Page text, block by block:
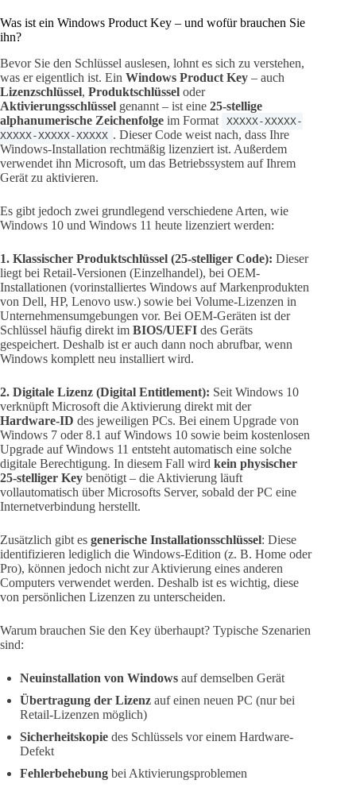
Was ist ein Windows Product Key – und wofür brauchen Sie
ihn?
Bevor Sie den Schlüssel auslesen, lohnt es sich zu verstehen,
was er eigentlich ist. Ein Windows Product Key – auch
Lizenzschlüssel, Produktschlüssel oder
Aktivierungsschlüssel genannt – ist eine 25-stellige
alphanumerische Zeichenfolge im Format
XXXXX-XXXXX-
XXXXX-XXXXX-XXXXX . Dieser Code weist nach, dass Ihre
Windows-Installation rechtmäßig lizenziert ist. Außerdem
verwendet ihn Microsoft, um das Betriebssystem auf Ihrem
Gerät zu aktivieren.
Es gibt jedoch zwei grundlegend verschiedene Arten, wie
Windows 10 und Windows 11 heute lizenziert werden:
1. Klassischer Produktschlüssel (25-stelliger Code): Dieser
liegt bei Retail-Versionen (Einzelhandel), bei OEM-
Installationen (vorinstalliertes Windows auf Markenprodukten
von Dell, HP, Lenovo usw.) sowie bei Volume-Lizenzen in
Unternehmensumgebungen vor. Bei OEM-Geräten ist der
Schlüssel häufig direkt im BIOS/UEFI des Geräts
gespeichert. Deshalb ist er auch dann noch abrufbar, wenn
Windows komplett neu installiert wird.
2. Digitale Lizenz (Digital Entitlement): Seit Windows 10
verknüpft Microsoft die Aktivierung direkt mit der
Hardware-ID des jeweiligen PCs. Bei einem Upgrade von
Windows 7 oder 8.1 auf Windows 10 sowie beim kostenlosen
Upgrade auf Windows 11 entsteht automatisch eine solche
digitale Berechtigung. In diesem Fall wird kein physischer
25-stelliger Key benötigt – die Aktivierung läuft
vollautomatisch über Microsofts Server, sobald der PC eine
Internetverbindung herstellt.
Zusätzlich gibt es generische Installationsschlüssel: Diese
identifizieren lediglich die Windows-Edition (z. B. Home oder
Pro), können jedoch nicht zur Aktivierung eines anderen
Computers verwendet werden. Deshalb ist es wichtig, diese
von persönlichen Lizenzen zu unterscheiden.
Warum brauchen Sie den Key überhaupt? Typische Szenarien
sind:
Neuinstallation von Windows auf demselben Gerät
Übertragung der Lizenz auf einen neuen PC (nur bei
Retail-Lizenzen möglich)
Sicherheitskopie des Schlüssels vor einem Hardware-
Defekt
Fehlerbehebung bei Aktivierungsproblemen